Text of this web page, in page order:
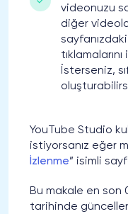
videonuzu
diğer
İsterseniz,
YouTube Studio
istiyorsanız eğer
İzlenme” isimli
Bu makale en son
tarihinde